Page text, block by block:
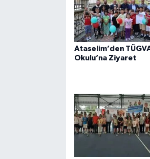
Ataselim’den
Okulu’na Ziyaret